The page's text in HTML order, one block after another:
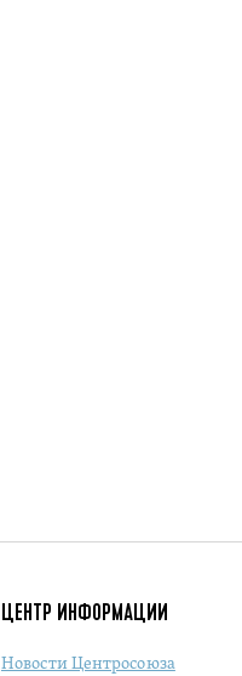
ЦЕНТР ИНФОРМАЦИИ
Новости Центросоюза